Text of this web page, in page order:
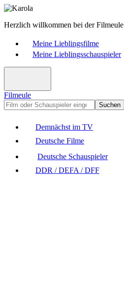
Herzlich willkommen bei der Filmeule
Meine Lieblingsfilme
Meine Lieblingsschauspieler
Filmeule
Suchen
Demnächst im TV
Deutsche Filme
Deutsche Schauspieler
DDR / DEFA / DFF